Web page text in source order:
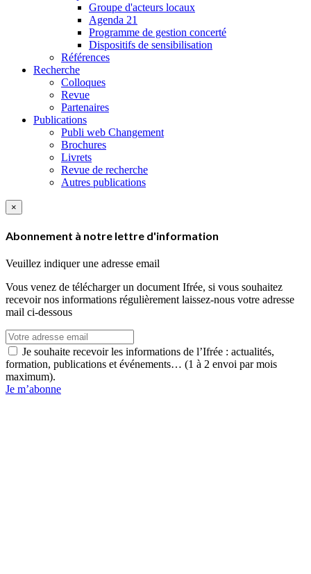
Groupe d'acteurs locaux
Agenda 21
Programme de gestion concerté
Dispositifs de sensibilisation
Références
Recherche
Colloques
Revue
Partenaires
Publications
Publi web Changement
Brochures
Livrets
Revue de recherche
Autres publications
×
Abonnement à notre lettre d'information
Veuillez indiquer une adresse email
Vous venez de télécharger un document Ifrée, si vous souhaitez
recevoir nos informations régulièrement laissez-nous votre adresse
mail ci-dessous
Je souhaite recevoir les informations de l’Ifrée : actualités,
formation, publications et événements… (1 à 2 envoi par mois
maximum).
Je m’abonne